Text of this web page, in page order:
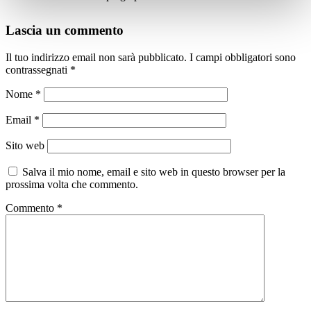
Lascia un commento
Il tuo indirizzo email non sarà pubblicato. I campi obbligatori sono
contrassegnati *
Nome *
Email *
Sito web
Salva il mio nome, email e sito web in questo browser per la
prossima volta che commento.
Commento *